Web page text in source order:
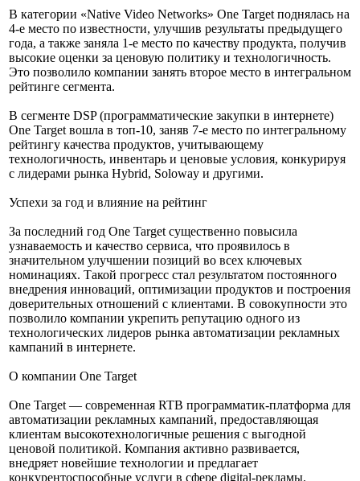
В категории «Native Video Networks» One Target поднялась на
4-е место по известности, улучшив результаты предыдущего
года, а также заняла 1-е место по качеству продукта, получив
высокие оценки за ценовую политику и технологичность.
Это позволило компании занять второе место в интегральном
рейтинге сегмента.
В сегменте DSP (программатические закупки в интернете)
One Target вошла в топ-10, заняв 7-е место по интегральному
рейтингу качества продуктов, учитывающему
технологичность, инвентарь и ценовые условия, конкурируя
с лидерами рынка Hybrid, Soloway и другими.
Успехи за год и влияние на рейтинг
За последний год One Target существенно повысила
узнаваемость и качество сервиса, что проявилось в
значительном улучшении позиций во всех ключевых
номинациях. Такой прогресс стал результатом постоянного
внедрения инноваций, оптимизации продуктов и построения
доверительных отношений с клиентами. В совокупности это
позволило компании укрепить репутацию одного из
технологических лидеров рынка автоматизации рекламных
кампаний в интернете.
О компании One Target
One Target — современная RTB программатик-платформа для
автоматизации рекламных кампаний, предоставляющая
клиентам высокотехнологичные решения с выгодной
ценовой политикой. Компания активно развивается,
внедряет новейшие технологии и предлагает
конкурентоспособные услуги в сфере digital-рекламы.